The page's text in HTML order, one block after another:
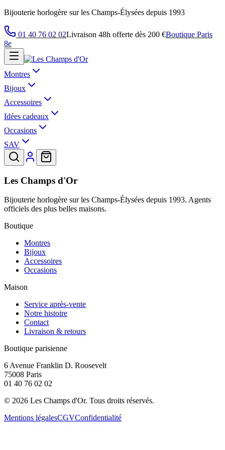
Bijouterie horlogère sur les Champs-Élysées depuis 1993
01 40 76 02 02Livraison 48h offerte dès 200 €Boutique Paris
8e
Montres
Bijoux
Accessoires
Idées cadeaux
Occasions
SAV
Les Champs d'Or
Bijouterie horlogère sur les Champs-Élysées depuis 1993. Agents
officiels des plus belles maisons.
Boutique
Montres
Bijoux
Accessoires
Occasions
Maison
Service après-vente
Notre histoire
Contact
Livraison & retours
Boutique parisienne
6 Avenue Franklin D. Roosevelt
75008 Paris
01 40 76 02 02
© 2026 Les Champs d'Or. Tous droits réservés.
Mentions légalesCGVConfidentialité